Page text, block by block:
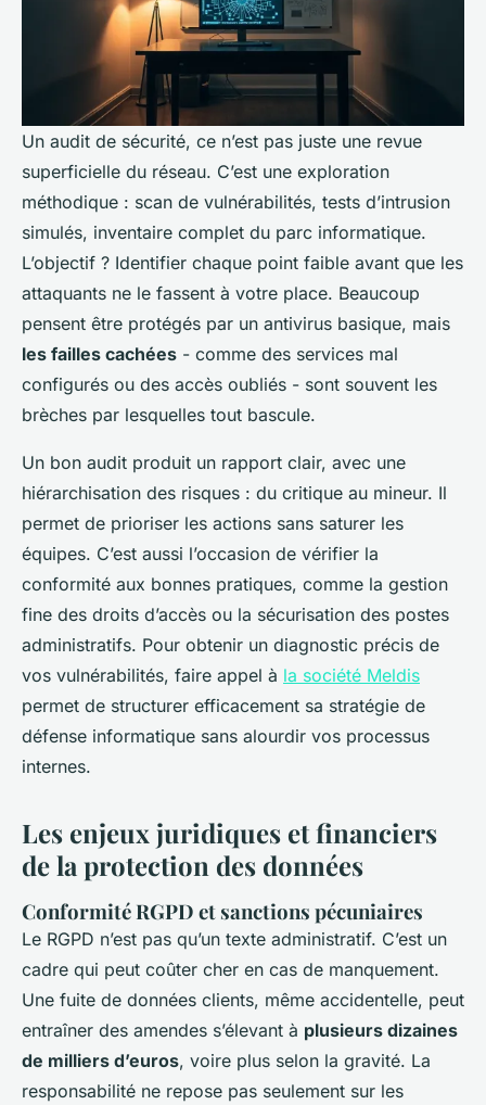
Un audit de sécurité, ce n’est pas juste une revue
superficielle du réseau. C’est une exploration
méthodique : scan de vulnérabilités, tests d’intrusion
simulés, inventaire complet du parc informatique.
L’objectif ? Identifier chaque point faible avant que les
attaquants ne le fassent à votre place. Beaucoup
pensent être protégés par un antivirus basique, mais
les failles cachées - comme des services mal
configurés ou des accès oubliés - sont souvent les
brèches par lesquelles tout bascule.
Un bon audit produit un rapport clair, avec une
hiérarchisation des risques : du critique au mineur. Il
permet de prioriser les actions sans saturer les
équipes. C’est aussi l’occasion de vérifier la
conformité aux bonnes pratiques, comme la gestion
fine des droits d’accès ou la sécurisation des postes
administratifs. Pour obtenir un diagnostic précis de
vos vulnérabilités, faire appel à la société Meldis
permet de structurer efficacement sa stratégie de
défense informatique sans alourdir vos processus
internes.
Les enjeux juridiques et financiers
de la protection des données
Conformité RGPD et sanctions pécuniaires
Le RGPD n’est pas qu’un texte administratif. C’est un
cadre qui peut coûter cher en cas de manquement.
Une fuite de données clients, même accidentelle, peut
entraîner des amendes s’élevant à plusieurs dizaines
de milliers d’euros, voire plus selon la gravité. La
responsabilité ne repose pas seulement sur les